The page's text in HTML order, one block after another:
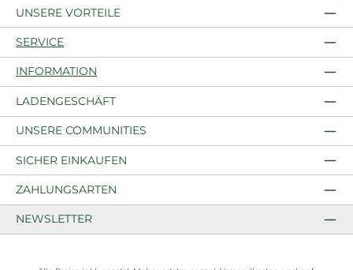
UNSERE VORTEILE
SERVICE
INFORMATION
LADENGESCHÄFT
UNSERE COMMUNITIES
SICHER EINKAUFEN
ZAHLUNGSARTEN
NEWSLETTER